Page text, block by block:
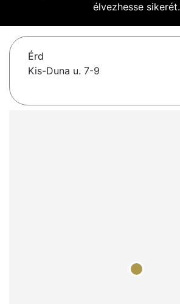
élvezhesse sikerét.
Érd
Kis-Duna u. 7-9